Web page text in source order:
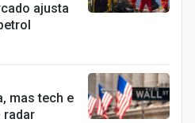
ajusta
mas tech e
radar